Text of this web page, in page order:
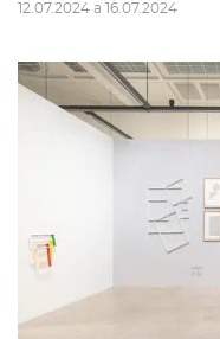
12.07.2024 a 16.07.2024